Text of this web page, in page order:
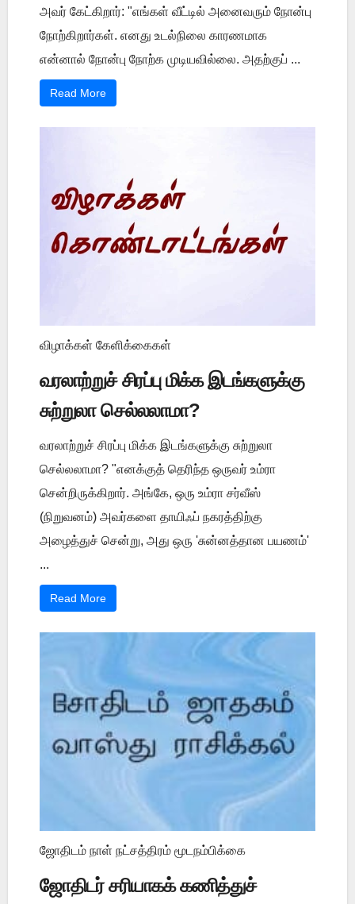
அவர் கேட்கிறார்: "எங்கள் வீட்டில் அனைவரும் நோன்பு
நோற்கிறார்கள். எனது உடல்நிலை காரணமாக
என்னால் நோன்பு நோற்க முடியவில்லை. அதற்குப் ...
Read More
விழாக்கள் கேளிக்கைகள்
வரலாற்றுச் சிரப்பு மிக்க இடங்களுக்கு
சுற்றுலா செல்லலாமா?
வரலாற்றுச் சிரப்பு மிக்க இடங்களுக்கு சுற்றுலா
செல்லலாமா? "எனக்குத் தெரிந்த ஒருவர் உம்ரா
சென்றிருக்கிறார். அங்கே, ஒரு உம்ரா சர்வீஸ்
(நிறுவனம்) அவர்களை தாயிஃப் நகரத்திற்கு
அழைத்துச் சென்று, அது ஒரு 'சுன்னத்தான பயணம்'
...
Read More
ஜோதிடம் நாள் நட்சத்திரம் மூடநம்பிக்கை
ஜோதிடர் சரியாகக் கணித்துச்